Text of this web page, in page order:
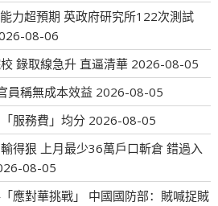
力超預期 英政府研究所122次測試
08-06
錄取線急升 直逼清華 2026-08-05
員稱無成本效益 2026-08-05
服務費」均分 2026-08-05
得狠 上月最少36萬戶口斬倉 錯過入
08-05
應對華挑戰」 中國國防部：賊喊捉賊